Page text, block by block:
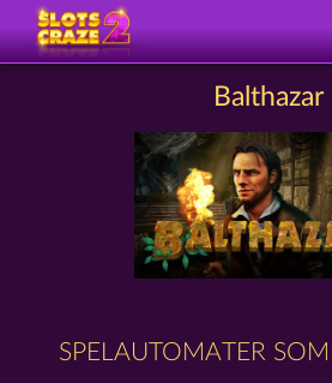
Balthazar
SPELAUTOMATER